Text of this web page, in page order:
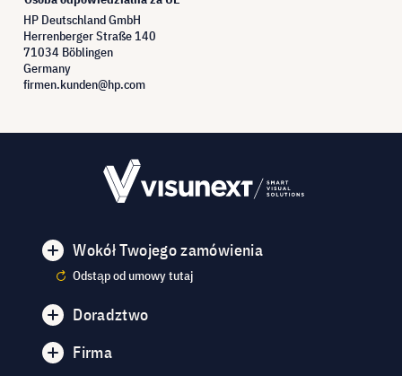
HP Deutschland GmbH
Herrenberger Straße 140
71034 Böblingen
Germany
firmen.kunden@hp.com
Wokół Twojego zamówienia
Odstąp od umowy tutaj
Doradztwo
Firma